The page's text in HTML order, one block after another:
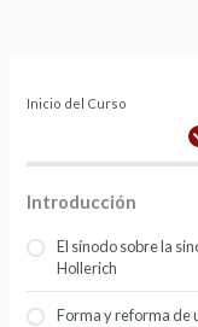
Inicio del Curso
Introducción
El sínodo sobre la
Hollerich
Forma y reforma de